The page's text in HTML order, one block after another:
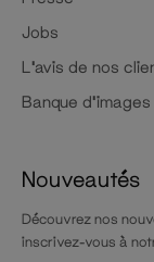
Jobs
L'avis de nos
Banque d'images
Nouveautés
Découvrez nos
inscrivez-vous à